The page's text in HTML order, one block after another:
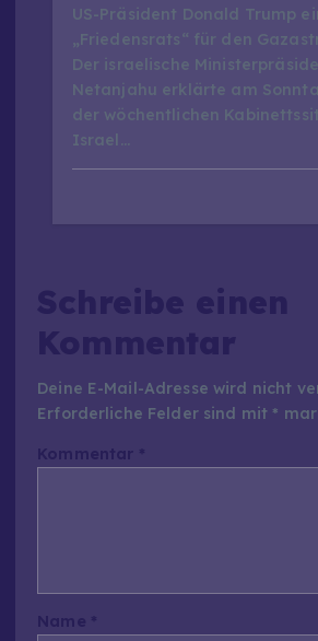
US-Präsident Donald Trump
„Friedensrats“ für den
Der israelische
Netanjahu erklärte am
der wöchentlichen
Israel…
Deine E-Mail-Adresse wird nicht
Erforderliche Felder sind mit *